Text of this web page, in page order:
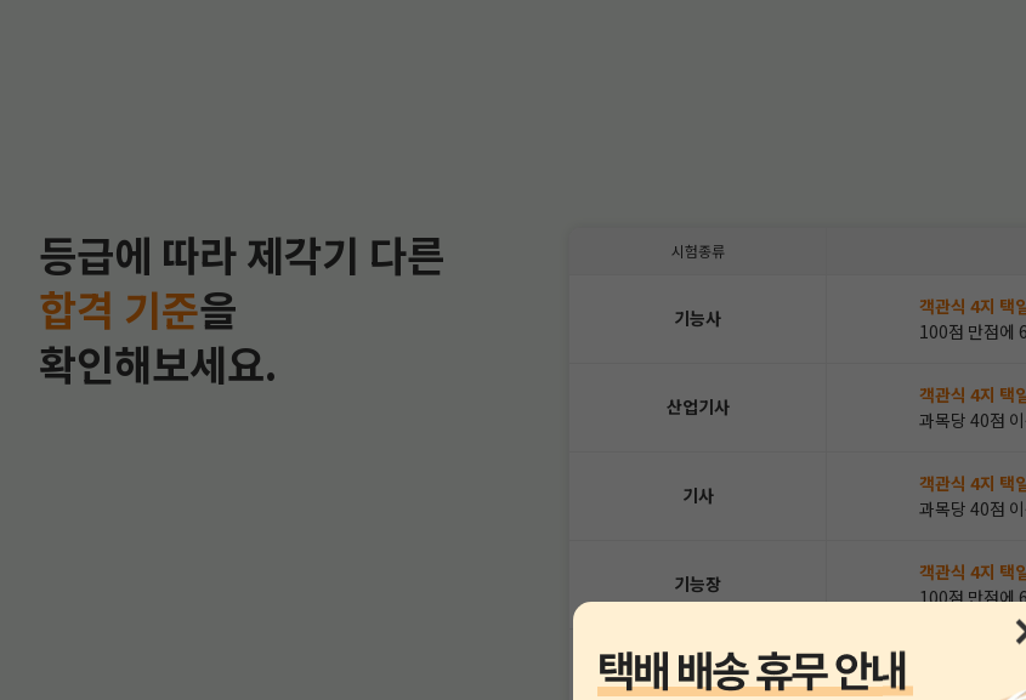
등급에 따라 제각기 다른
합격 기준을
확인해보세요.
시험종류
기능사
객관식 4지 택
100점 만점에
산업기사
객관식 4지 택
과목당 40점
기사
객관식 4지 택
과목당 40점
기능장
객관식 4지 택
100점 만점에
기술사
단답형 or 주
100점 만점에